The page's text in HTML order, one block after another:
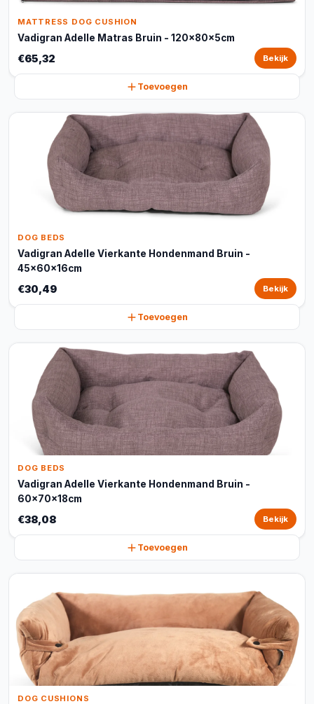
MATTRESS DOG CUSHION
Vadigran Adelle Matras Bruin - 120x80x5cm
€65,32 Bekijk
Toevoegen
DOG BEDS
Vadigran Adelle Vierkante Hondenmand Bruin -
45x60x16cm
€30,49 Bekijk
Toevoegen
DOG BEDS
Vadigran Adelle Vierkante Hondenmand Bruin -
60x70x18cm
€38,08 Bekijk
Toevoegen
DOG CUSHIONS